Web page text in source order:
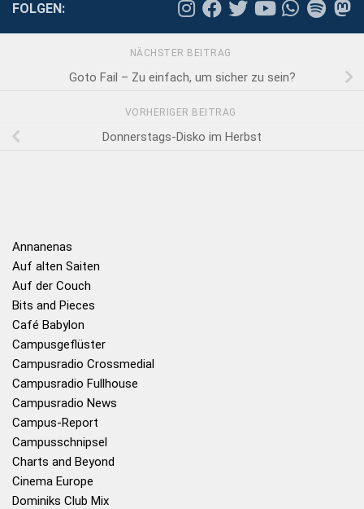
FOLGEN:
NÄCHSTER BEITRAG
Goto Fail – Zu einfach, um sicher zu sein?
VORHERIGER BEITRAG
Donnerstags-Disko im Herbst
Annanenas
Auf alten Saiten
Auf der Couch
Bits and Pieces
Café Babylon
Campusgeflüster
Campusradio Crossmedial
Campusradio Fullhouse
Campusradio News
Campus-Report
Campusschnipsel
Charts and Beyond
Cinema Europe
Dominiks Club Mix